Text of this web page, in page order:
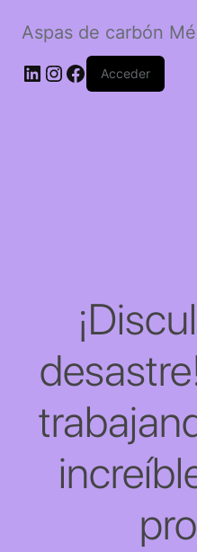
Aspas de carbón
LinkedIn
Instagram
Facebook
Acceder